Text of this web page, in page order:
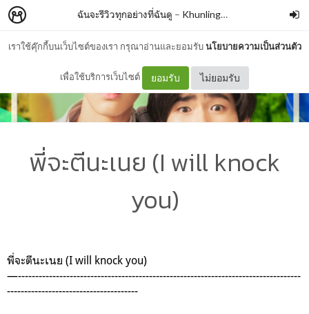
เราใช้คุ๊กกี้บนเว็บไซต์ของเรา กรุณาอ่านและยอมรับนโยบายความเป็นส่วนตัว
เพื่อใช้บริการเว็บไซต์ ยอมรับ ไม่ยอมรับ
ฉันจะรีวิวทุกอย่างที่ฉันดู – KhunlingHuaFuu
พี่จะตีนะเนย (I will knock
you)
พี่จะตีนะเนย (I will knock you)
—----------------------------------------------------------------------------------
--------------------------------------